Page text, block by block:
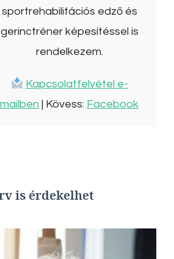
sportrehabilitációs edző és
gerinctréner képesítéssel is
rendelkezem.
Kapcsolatfelvétel e-
mailben | Kövess: Facebook
is érdekelhet